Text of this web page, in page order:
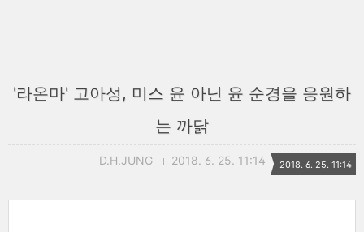
'라온마' 고아성, 미스 윤 아닌 윤 순경을 응원하
는 까닭
D.H.JUNG 2018. 6. 25. 11:14 2018. 6. 25. 11:14